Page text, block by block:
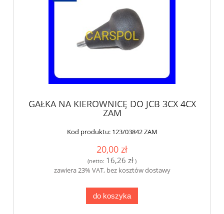
GAŁKA NA KIEROWNICĘ DO JCB 3CX 4CX
ZAM
Kod produktu: 123/03842 ZAM
20,00 zł
(netto: 16,26 zł )
zawiera 23% VAT, bez kosztów dostawy
do koszyka